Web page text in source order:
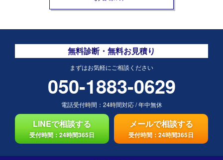
無料診断・無料お見積り
まずはお気軽にご相談ください
050-1883-0629
電話受付時間： 24時間対応/年中無休
LINEで相談する
受付時間：24時間365日
メールで相談する
受付時間：24時間365日